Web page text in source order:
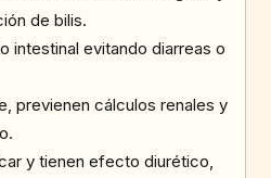
de bilis.
intestinal evitando diarreas o
previenen cálculos renales y
y tienen efecto diurético,